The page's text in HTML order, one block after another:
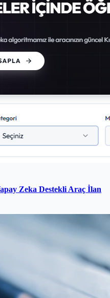
Zeka Destekli Araç İlan